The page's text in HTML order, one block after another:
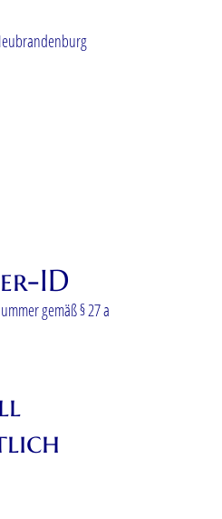
ID
gemäß § 27 a